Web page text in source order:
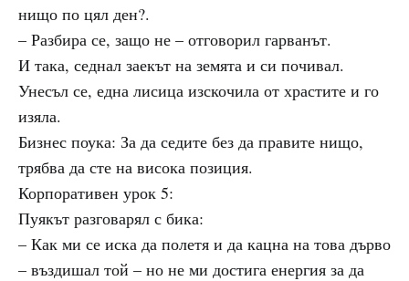
нищо по цял ден?.
– Разбира се, защо не – отговорил гарванът.
И така, седнал заекът на земята и си почивал.
Унесъл се, една лисица изскочила от храстите и го
изяла.
Бизнес поука: За да седите без да правите нищо,
трябва да сте на висока позиция.
Корпоративен урок 5:
Пуякът разговарял с бика:
– Как ми се иска да полетя и да кацна на това дърво
– въздишал той – но не ми достига енергия за да